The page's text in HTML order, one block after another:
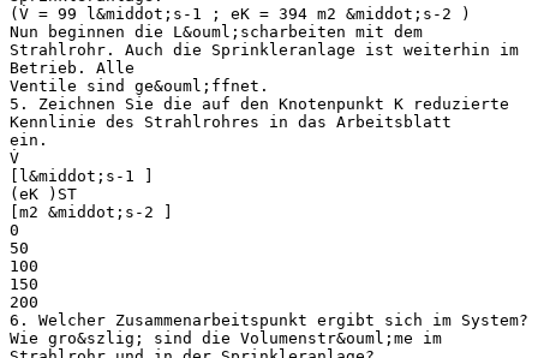
(V̇ = 99 l&middot;s-1 ; eK = 394 m2 &middot;s-2 )
Nun beginnen die L&ouml;scharbeiten mit dem
Strahlrohr. Auch die Sprinkleranlage ist weiterhin im
Betrieb. Alle
Ventile sind ge&ouml;ffnet.
5. Zeichnen Sie die auf den Knotenpunkt K reduzierte
Kennlinie des Strahlrohres in das Arbeitsblatt
ein.
V̇
[l&middot;s-1 ]
(eK )ST
[m2 &middot;s-2 ]
0
50
100
150
200
6. Welcher Zusammenarbeitspunkt ergibt sich im System?
Wie gro&szlig; sind die Volumenstr&ouml;me im